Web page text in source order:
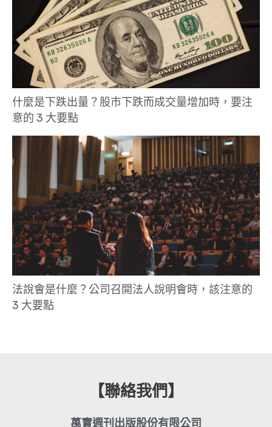
什麼是下跌出量？股市下跌而成交量增加時，要注
意的 3 大要點
法說會是什麼？公司召開法人說明會時，該注意的
3 大要點
【聯絡我們】
萬寶週刊出版股份有限公司